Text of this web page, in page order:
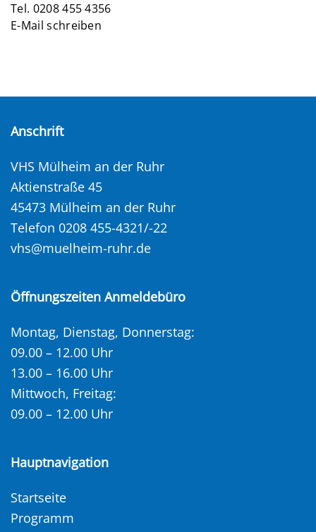
Tel. 0208 455 4356
E-Mail schreiben
Anschrift
VHS Mülheim an der Ruhr
Aktienstraße 45
45473 Mülheim an der Ruhr
Telefon 0208 455-4321/-22
vhs@muelheim-ruhr.de
Öffnungszeiten Anmeldebüro
Montag, Dienstag, Donnerstag:
09.00 – 12.00 Uhr
13.00 – 16.00 Uhr
Mittwoch, Freitag:
09.00 – 12.00 Uhr
Hauptnavigation
Startseite
Programm